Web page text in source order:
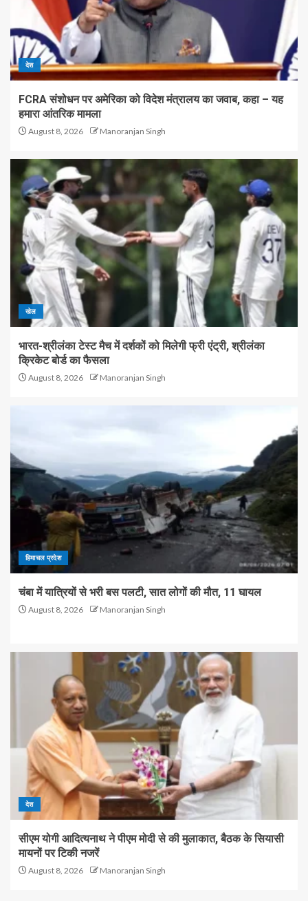
देश
FCRA संशोधन पर अमेरिका को विदेश मंत्रालय का जवाब, कहा – यह
हमारा आंतरिक मामला
August 8, 2026 Manoranjan Singh
खेल
भारत-श्रीलंका टेस्ट मैच में दर्शकों को मिलेगी फ्री एंट्री, श्रीलंका
क्रिकेट बोर्ड का फैसला
August 8, 2026 Manoranjan Singh
हिमाचल प्रदेश
चंबा में यात्रियों से भरी बस पलटी, सात लोगों की मौत, 11 घायल
August 8, 2026 Manoranjan Singh
देश
सीएम योगी आदित्यनाथ ने पीएम मोदी से की मुलाकात, बैठक के सियासी
मायनों पर टिकी नजरें
August 8, 2026 Manoranjan Singh